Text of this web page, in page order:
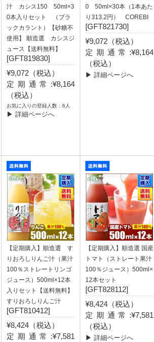
汁 カシス150 50ml×3
0本入りセット （ブラ
ックカラント）【砂糖不
使用】 順造選 カシスジ
ュース【送料無料】
[GFT819830]
¥9,072（税込）
定期通常:¥8,164
（税込）
お気に入りの登録人数：6人
▶ 詳細ページへ
0 50ml×30本（1本あた
り313.2円） COREBI
[GFT821730]
¥9,072（税込）
定期通常:¥8,164
（税込）
▶ 詳細ページへ
【定期購入】順造選 す
りおろしりんご汁（果汁
100％ストレートリンゴ
ジュース）500ml×12本
入りセット【送料無料】
すりおろしりんご汁
[GFT810412]
¥8,424（税込）
定期通常:¥7,581
【定期購入】順造選 国産
トマト（ストレート果汁
100％ジュース）500ml×
12本セット
[GFT828112]
¥8,424（税込）
定期通常:¥7,581
（税込）
▶ 詳細ページへ